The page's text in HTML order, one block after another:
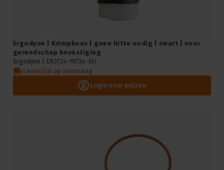
Ergodyne | Krimpkous | geen hitte nodig | zwart | voor
gereedschap bevestiging
Ergodyne |
ER3724-19724-EU
Levertijd op aanvraag
Login voor prijzen